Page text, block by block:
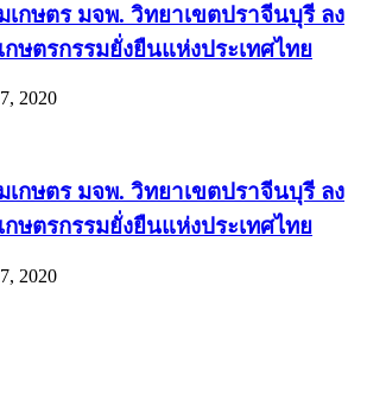
กษตร มจพ. วิทยาเขตปราจีนบุรี ลง
ษตรกรรมยั่งยืนแห่งประเทศไทย
2020
กษตร มจพ. วิทยาเขตปราจีนบุรี ลง
ษตรกรรมยั่งยืนแห่งประเทศไทย
2020